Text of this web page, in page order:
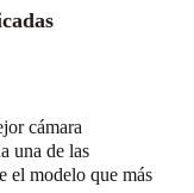
cámara
una de las
el modelo que más